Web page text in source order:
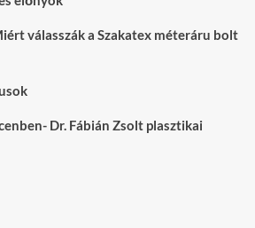
válasszák a Szakatex méteráru bolt
Dr. Fábián Zsolt plasztikai